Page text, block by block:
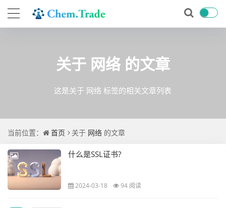
关于 网络 的文章
这是关于 网络 标签的相关文章列表
当前位置： 首页 关于 网络 的文章
什么是SSL证书?
2024-03-18 94 阅读